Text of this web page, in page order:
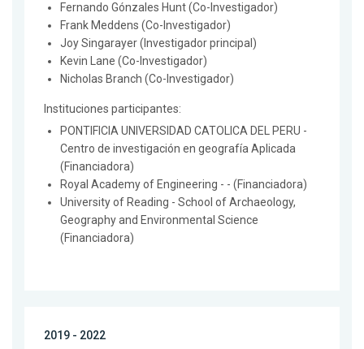
Fernando Gónzales Hunt (Co-Investigador)
Frank Meddens (Co-Investigador)
Joy Singarayer (Investigador principal)
Kevin Lane (Co-Investigador)
Nicholas Branch (Co-Investigador)
Instituciones participantes:
PONTIFICIA UNIVERSIDAD CATOLICA DEL PERU -
Centro de investigación en geografía Aplicada
(Financiadora)
Royal Academy of Engineering - - (Financiadora)
University of Reading - School of Archaeology,
Geography and Environmental Science
(Financiadora)
2019 - 2022